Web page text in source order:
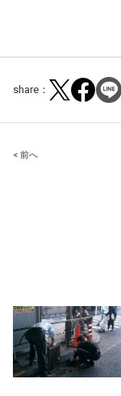
share：
Post
< 前へ